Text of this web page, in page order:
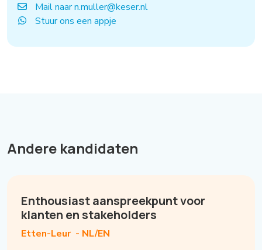
Mail naar n.muller@keser.nl
Stuur ons een appje
Andere kandidaten
Enthousiast aanspreekpunt voor
klanten en stakeholders
Etten-Leur - NL/EN